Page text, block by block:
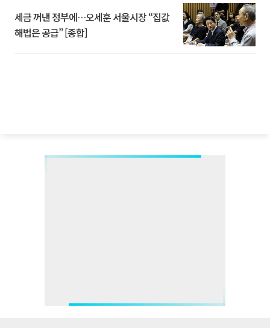
세금 꺼낸 정부에…오세훈 서울시장 “집값
해법은 공급” [종합]